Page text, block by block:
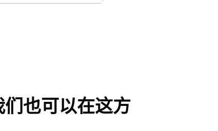
也可以在这方